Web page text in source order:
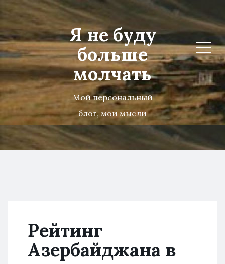
Я не буду
больше
молчать
Мой персональный
блог, мои мысли
Menu
Рейтинг
Азербайджана в